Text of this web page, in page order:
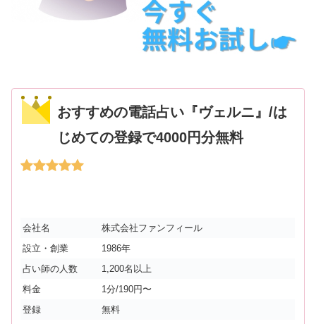
おすすめの電話占い『ヴェルニ』/は
じめての登録で4000円分無料
会社名
株式会社ファンフィール
設立・創業
1986年
占い師の人数
1,200名以上
料金
1分/190円〜
登録
無料